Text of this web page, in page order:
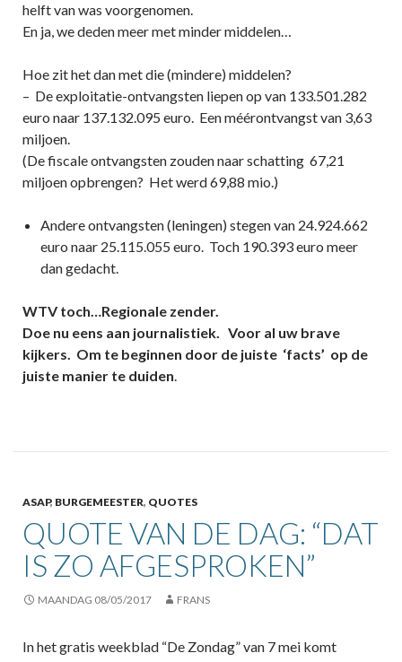
helft van was voorgenomen.
En ja, we deden meer met minder middelen…
Hoe zit het dan met die (mindere) middelen?
– De exploitatie-ontvangsten liepen op van 133.501.282
euro naar 137.132.095 euro. Een méérontvangst van 3,63
miljoen.
(De fiscale ontvangsten zouden naar schatting 67,21
miljoen opbrengen? Het werd 69,88 mio.)
Andere ontvangsten (leningen) stegen van 24.924.662
euro naar 25.115.055 euro. Toch 190.393 euro meer
dan gedacht.
WTV toch…Regionale zender.
Doe nu eens aan journalistiek. Voor al uw brave
kijkers. Om te beginnen door de juiste ‘facts’ op de
juiste manier te duiden.
ASAP, BURGEMEESTER, QUOTES
QUOTE VAN DE DAG: “DAT
IS ZO AFGESPROKEN”
MAANDAG 08/05/2017 FRANS
In het gratis weekblad “De Zondag” van 7 mei komt